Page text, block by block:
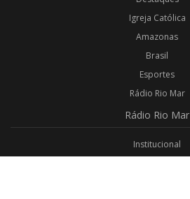
Igreja Católica
Amazonas
Brasil
Esportes
Rádio Rio Mar
Rádio Rio Mar
Institucional